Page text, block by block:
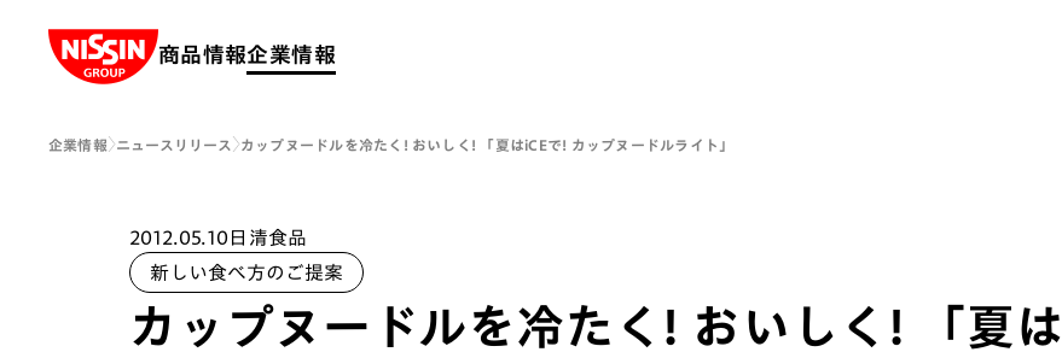
Nissin Group
商品情報企業情報
企業情報 ニュースリリース カップヌードルを冷たく! おいしく! 「夏はiCEで! カップヌードルライト」
2012.05.10 日清食品
新しい食べ方のご提案
カップヌードルを冷たく! おいしく! 「夏は